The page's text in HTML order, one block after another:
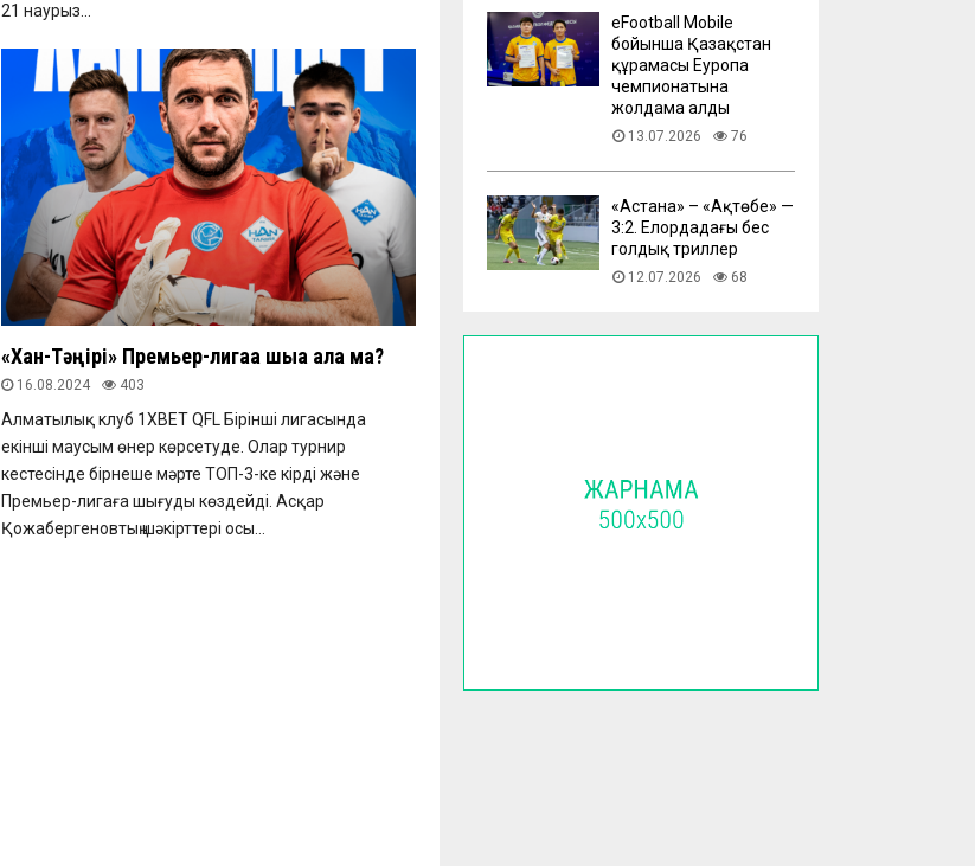
21 наурыз...
«Хан-Тәңірі» Премьер-лигаға шыға ала ма?
16.08.2024 403
Алматылық клуб 1ХВЕТ QFL Бірінші лигасында
екінші маусым өнер көрсетуде. Олар турнир
кестесінде бірнеше мәрте ТОП-3-ке кірді және
Премьер-лигаға шығуды көздейді. Асқар
Қожабергеновтың шәкірттері осы...
eFootball Mobile
бойынша Қазақстан
құрамасы Еуропа
чемпионатына
жолдама алды
13.07.2026 76
​«Астана» – «Ақтөбе» —
3:2. Елордадағы бес
голдық триллер
12.07.2026 68